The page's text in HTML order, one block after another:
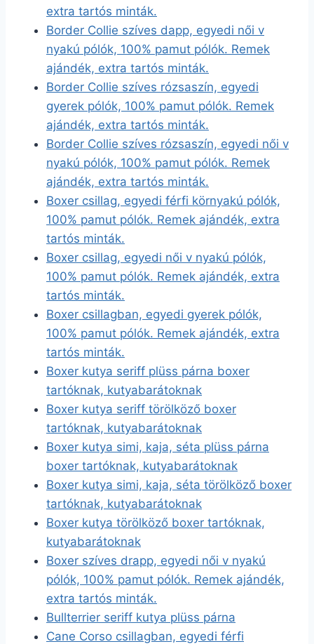
extra tartós minták.
Border Collie szíves dapp, egyedi női v
nyakú pólók, 100% pamut pólók. Remek
ajándék, extra tartós minták.
Border Collie szíves rózsaszín, egyedi
gyerek pólók, 100% pamut pólók. Remek
ajándék, extra tartós minták.
Border Collie szíves rózsaszín, egyedi női v
nyakú pólók, 100% pamut pólók. Remek
ajándék, extra tartós minták.
Boxer csillag, egyedi férfi környakú pólók,
100% pamut pólók. Remek ajándék, extra
tartós minták.
Boxer csillag, egyedi női v nyakú pólók,
100% pamut pólók. Remek ajándék, extra
tartós minták.
Boxer csillagban, egyedi gyerek pólók,
100% pamut pólók. Remek ajándék, extra
tartós minták.
Boxer kutya seriff plüss párna boxer
tartóknak, kutyabarátoknak
Boxer kutya seriff törölköző boxer
tartóknak, kutyabarátoknak
Boxer kutya simi, kaja, séta plüss párna
boxer tartóknak, kutyabarátoknak
Boxer kutya simi, kaja, séta törölköző boxer
tartóknak, kutyabarátoknak
Boxer kutya törölköző boxer tartóknak,
kutyabarátoknak
Boxer szíves drapp, egyedi női v nyakú
pólók, 100% pamut pólók. Remek ajándék,
extra tartós minták.
Bullterrier seriff kutya plüss párna
Cane Corso csillagban, egyedi férfi